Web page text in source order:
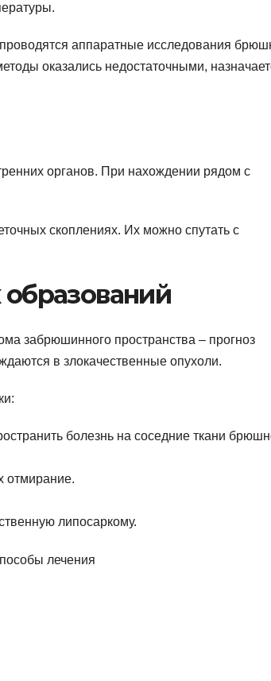
аппаратные исследования
оказались недостаточными,
органов. При нахождении рядом с
скоплениях. Их можно спутать с
забрюшинного пространства – прогноз
в злокачественные опухоли.
болезнь на соседние ткани
отмирание.
липосаркому.